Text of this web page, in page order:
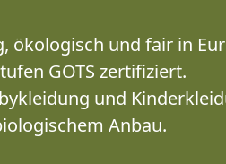
ökologisch und fair in
GOTS zertifiziert.
und
Anbau.